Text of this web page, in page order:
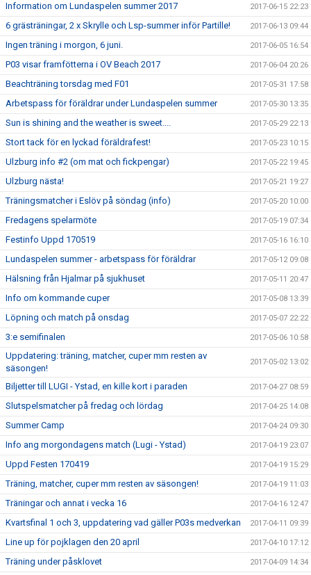
Information om Lundaspelen summer 2017 2017-06-15 22:23
6 grästräningar, 2 x Skrylle och Lsp-summer inför Partille! 2017-06-13 09:44
Ingen träning i morgon, 6 juni. 2017-06-05 16:54
P03 visar framfötterna i OV Beach 2017 2017-06-04 20:26
Beachträning torsdag med F01 2017-05-31 17:58
Arbetspass för föräldrar under Lundaspelen summer 2017-05-30 13:35
Sun is shining and the weather is sweet.... 2017-05-29 22:13
Stort tack för en lyckad föräldrafest! 2017-05-23 10:15
Ulzburg info #2 (om mat och fickpengar) 2017-05-22 19:45
Ulzburg nästa! 2017-05-21 19:27
Träningsmatcher i Eslöv på söndag (info) 2017-05-20 10:00
Fredagens spelarmöte 2017-05-19 07:34
Festinfo Uppd 170519 2017-05-16 16:10
Lundaspelen summer - arbetspass för föräldrar 2017-05-12 09:08
Hälsning från Hjalmar på sjukhuset 2017-05-11 20:47
Info om kommande cuper 2017-05-08 13:39
Löpning och match på onsdag 2017-05-07 22:22
3:e semifinalen 2017-05-06 10:58
Uppdatering: träning, matcher, cuper mm resten av
säsongen!
2017-05-02 13:02
Biljetter till LUGI - Ystad, en kille kort i paraden 2017-04-27 08:59
Slutspelsmatcher på fredag och lördag 2017-04-25 14:08
Summer Camp 2017-04-24 09:30
Info ang morgondagens match (Lugi - Ystad) 2017-04-19 23:07
Uppd Festen 170419 2017-04-19 15:29
Träning, matcher, cuper mm resten av säsongen! 2017-04-19 11:03
Träningar och annat i vecka 16 2017-04-16 12:47
Kvartsfinal 1 och 3, uppdatering vad gäller P03s medverkan 2017-04-11 09:39
Line up för pojklagen den 20 april 2017-04-10 17:12
Träning under påsklovet 2017-04-09 14:34